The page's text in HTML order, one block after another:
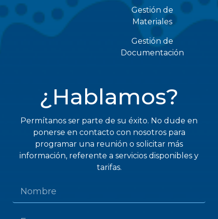
Gestión de
Materiales
Gestión de
Documentación
¿Hablamos?
Permítanos ser parte de su éxito. No dude en
ponerse en contacto con nosotros para
programar una reunión o solicitar más
información, referente a servicios disponibles y
tarifas.